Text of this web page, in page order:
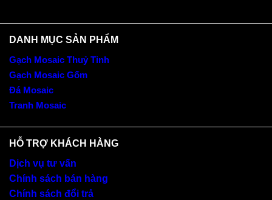
DANH MỤC SẢN PHẨM
Gạch Mosaic Thuỷ Tinh
Gạch Mosaic Gốm
Đá Mosaic
Tranh Mosaic
HỖ TRỢ KHÁCH HÀNG
Dịch vụ tư vấn
Chính sách bán hàng
Chính sách đổi trả